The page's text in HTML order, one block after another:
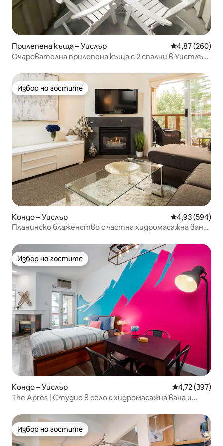
Прилепена къща – Уислър Средна
4,87 (260)
Очарователна прилепена къща с 2 спални в Уистлър
Избор на гостите
Избор на гостите
Кондо – Уислър Средна
4,93 (594)
Планинско блаженство с частна хидромасажна вана
Избор на гостите
Избор на гостите
Кондо – Уислър Средна
4,72 (397)
The Après | Студио в село с хидромасажна вана и
Избор на гостите
Избор на гостите